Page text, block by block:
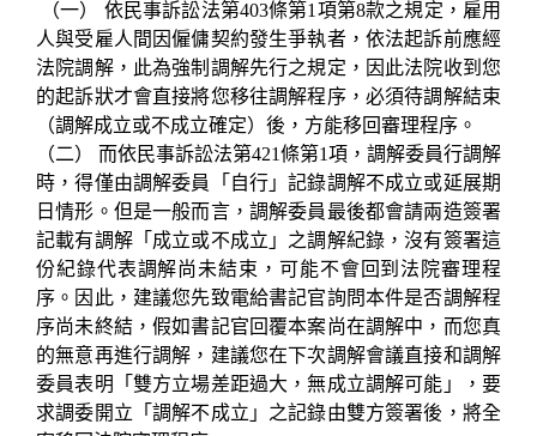
（一） 依民事訴訟法第403條第1項第8款之規定，雇用
人與受雇人間因僱傭契約發生爭執者，依法起訴前應經
法院調解，此為強制調解先行之規定，因此法院收到您
的起訴狀才會直接將您移往調解程序，必須待調解結束
（調解成立或不成立確定）後，方能移回審理程序。
（二） 而依民事訴訟法第421條第1項，調解委員行調解
時，得僅由調解委員「自行」記錄調解不成立或延展期
日情形。但是一般而言，調解委員最後都會請兩造簽署
記載有調解「成立或不成立」之調解紀錄，沒有簽署這
份紀錄代表調解尚未結束，可能不會回到法院審理程
序。因此，建議您先致電給書記官詢問本件是否調解程
序尚未終結，假如書記官回覆本案尚在調解中，而您真
的無意再進行調解，建議您在下次調解會議直接和調解
委員表明「雙方立場差距過大，無成立調解可能」，要
求調委開立「調解不成立」之記錄由雙方簽署後，將全